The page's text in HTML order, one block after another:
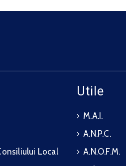
Local
Utile
M.A.I.
A.N.P.C.
A.N.O.F.M.